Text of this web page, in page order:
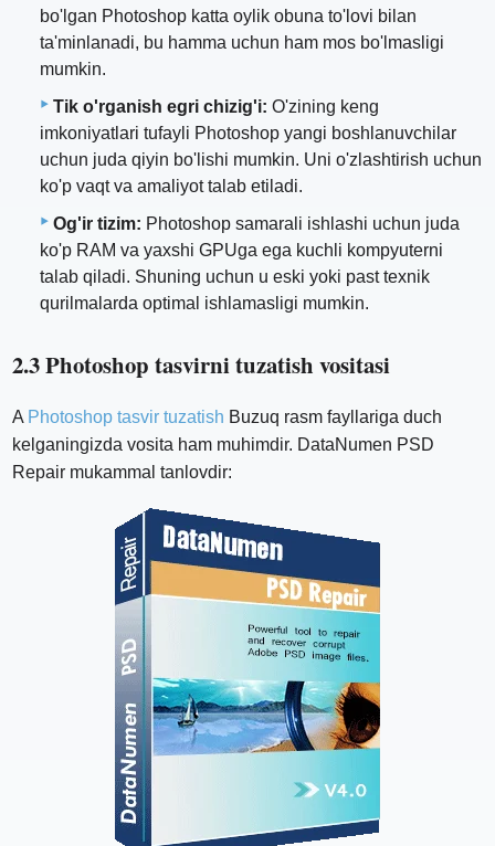
bo'lgan Photoshop katta oylik obuna to'lovi bilan
ta'minlanadi, bu hamma uchun ham mos bo'lmasligi
mumkin.
Tik o'rganish egri chizig'i: O'zining keng
imkoniyatlari tufayli Photoshop yangi boshlanuvchilar
uchun juda qiyin bo'lishi mumkin. Uni o'zlashtirish uchun
ko'p vaqt va amaliyot talab etiladi.
Og'ir tizim: Photoshop samarali ishlashi uchun juda
ko'p RAM va yaxshi GPUga ega kuchli kompyuterni
talab qiladi. Shuning uchun u eski yoki past texnik
qurilmalarda optimal ishlamasligi mumkin.
2.3 Photoshop tasvirni tuzatish vositasi
A Photoshop tasvir tuzatish Buzuq rasm fayllariga duch
kelganingizda vosita ham muhimdir. DataNumen PSD
Repair mukammal tanlovdir: